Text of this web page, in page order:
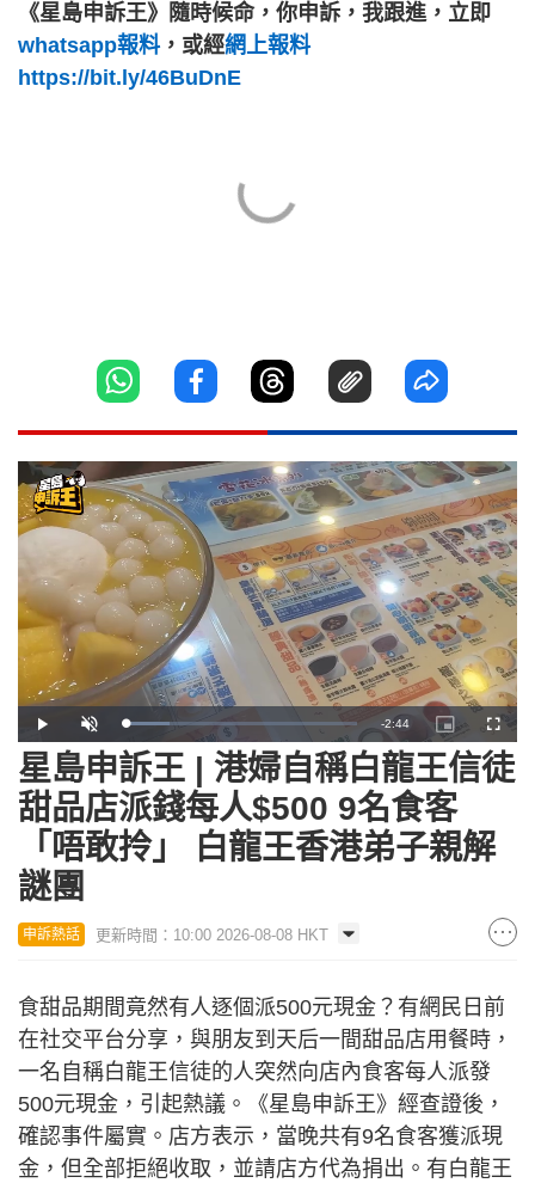
《星島申訴王》隨時候命，你申訴，我跟進，立即
whatsapp報料，或經網上報料
https://bit.ly/46BuDnE
Play Unmute Loaded:
18.86%
Remaining
Time
-2:44
Picture-
in-
Picture
星島申訴王 | 港婦自稱白龍王信徒
甜品店派錢每人$500 9名食客
「唔敢拎」 白龍王香港弟子親解
謎團
申訴熱話 更新時間：10:00 2026-08-08 HKT
食甜品期間竟然有人逐個派500元現金？有網民日前
在社交平台分享，與朋友到天后一間甜品店用餐時，
一名自稱白龍王信徒的人突然向店內食客每人派發
500元現金，引起熱議。《星島申訴王》經查證後，
確認事件屬實。店方表示，當晚共有9名食客獲派現
金，但全部拒絕收取，並請店方代為捐出。有白龍王